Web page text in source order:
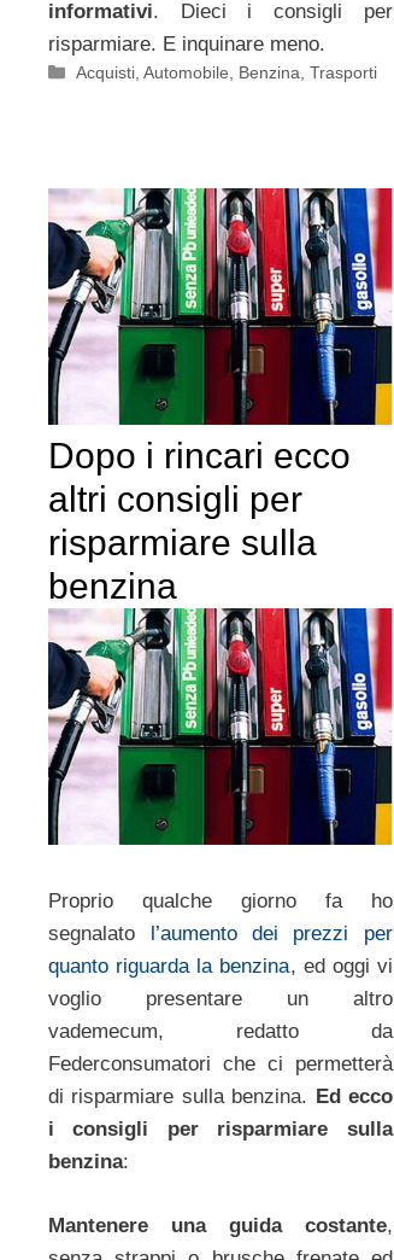
informativi. Dieci i consigli per
risparmiare. E inquinare meno.
Categorie
Acquisti ,Automobile Benzina ,Trasporti
Dopo i rincari ecco
altri consigli per
risparmiare sulla
benzina
Proprio qualche giorno fa ho
segnalato
l’aumento dei prezzi per
quanto riguarda la benzina, ed oggi vi
voglio presentare un altro
vademecum, redatto da
Federconsumatori che ci permetterà
di risparmiare sulla benzina. Ed ecco
i consigli per risparmiare sulla
benzina:
Mantenere una guida costante,